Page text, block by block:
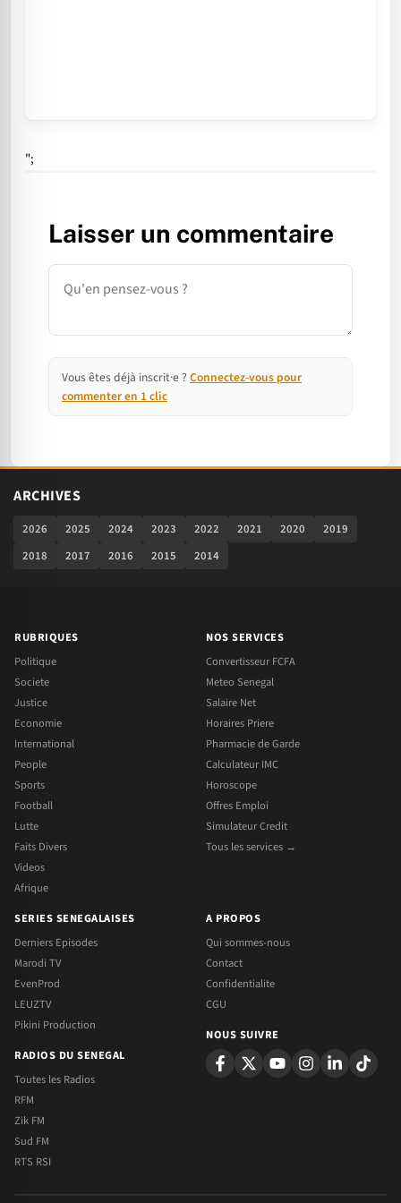
";
Laisser un commentaire
Commentaire
Vous êtes déjà inscrit·e ? Connectez-vous pour
commenter en 1 clic
ARCHIVES
2026 2025 2024 2023 2022 2021 2020
2019
2018
2017 2016 2015 2014
RUBRIQUES
Politique
Societe
Justice
Economie
International
People
Sports
Football
Lutte
Faits Divers
Videos
Afrique
NOS SERVICES
Convertisseur FCFA
Meteo Senegal
Salaire Net
Horaires Priere
Pharmacie de Garde
Calculateur IMC
Horoscope
Offres Emploi
Simulateur Credit
Tous les services →
SERIES SENEGALAISES
Derniers Episodes
Marodi TV
EvenProd
LEUZTV
Pikini Production
RADIOS DU SENEGAL
Toutes les Radios
RFM
Zik FM
Sud FM
RTS RSI
A PROPOS
Qui sommes-nous
Contact
Confidentialite
CGU
NOUS SUIVRE